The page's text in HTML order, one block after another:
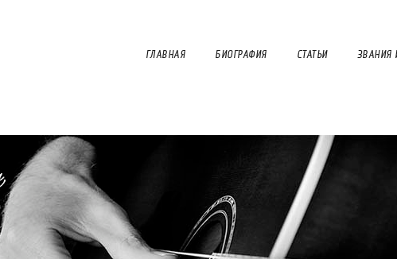
ГЛАВНАЯ БИОГРАФИЯ СТАТЬИ ЗВАНИЯ